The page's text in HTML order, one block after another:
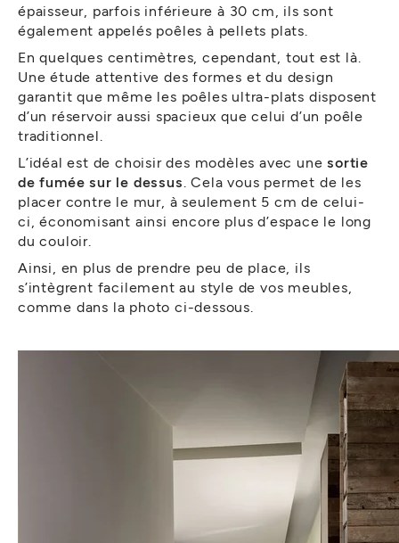
épaisseur, parfois inférieure à 30 cm, ils sont
également appelés poêles à pellets plats.
En quelques centimètres, cependant, tout est là.
Une étude attentive des formes et du design
garantit que même les poêles ultra-plats disposent
d’un réservoir aussi spacieux que celui d’un poêle
traditionnel.
L’idéal est de choisir des modèles avec une sortie
de fumée sur le dessus . Cela vous permet de les
placer contre le mur, à seulement 5 cm de celui-
ci, économisant ainsi encore plus d’espace le long
du couloir.
Ainsi, en plus de prendre peu de place, ils
s’intègrent facilement au style de vos meubles,
comme dans la photo ci-dessous.